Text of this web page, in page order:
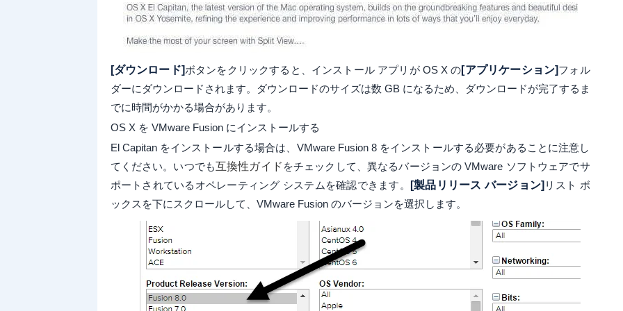
[ダウンロード]ボタンをクリックすると、インストール アプリが OS X の[アプリケーション]フォル
ダーにダウンロードされます。ダウンロードのサイズは数 GB になるため、ダウンロードが完了するま
でに時間がかかる場合があります。
OS X を VMware Fusion にインストールする
El Capitan をインストールする場合は、VMware Fusion 8 をインストールする必要があることに注意し
てください。いつでも互換性ガイド をチェックして、異なるバージョンの VMware ソフトウェアでサ
ポートされているオペレーティング システムを確認できます。
[製品リリース バージョン] リスト ボ
ックスを下にスクロールして、VMware Fusion のバージョンを選択します。